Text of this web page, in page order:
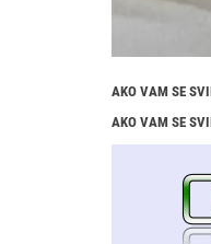
AKO VAM SE
AKO VAM SE